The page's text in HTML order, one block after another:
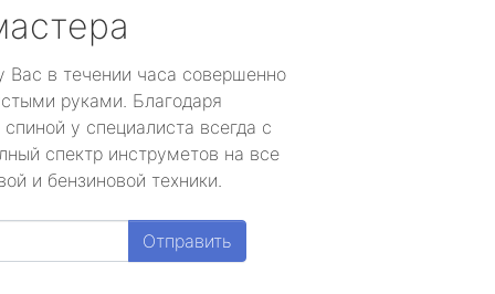
Вас в течении часа совершенно
руками. Благодаря
у специалиста всегда с
спектр инструметов на все
и бензиновой техники.
Отправить